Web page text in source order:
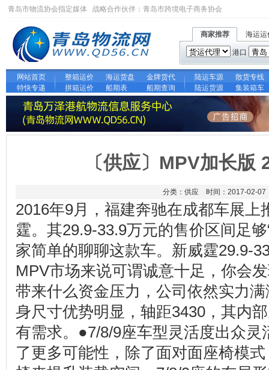
青岛市物流协会指定媒体 战略合作伙伴： 青岛市跨境电子商务协会
商家推荐 海运运
港口
网站首页 整箱运价 海运货盘 金牌货代 陆运车源
散货专线
特快专递
拼箱运价 船期表 船期查询 陆运货源 集装箱车
〔供应〕MPV加长版
分类：供应 时间：2017-02-
2016年9月，福建奔驰在成都车展
霆。其29.9-33.9万元的售价区间足
家简单的聊聊这款车。新威霆29.9-
MPV市场来说可谓诚意十足，你会
带来什么资金压力，公司依然实力
身尺寸优势明显，轴距3430，其内
有需求。●7/8/9座车型灵活度出众
了更多可能性，除了面对面座椅模